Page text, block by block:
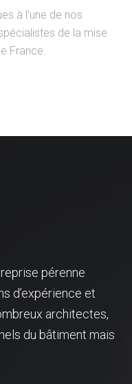
à l'une de nos
de la mise
France.
pérenne
d’expérience et
architectes,
du bâtiment mais